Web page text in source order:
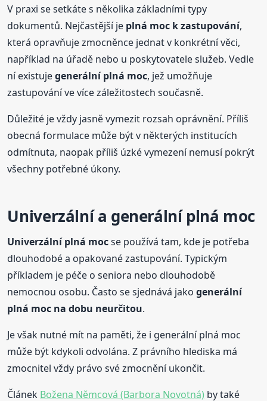
V praxi se setkáte s několika základními typy
dokumentů. Nejčastější je plná moc k zastupování,
která opravňuje zmocněnce jednat v konkrétní věci,
například na úřadě nebo u poskytovatele služeb. Vedle
ní existujegenerální plná moc, jež umožňuje
zastupování ve více záležitostech současně.
Důležité je vždy jasně vymezit rozsah oprávnění. Příliš
obecná formulace může být v některých institucích
odmítnuta, naopak příliš úzké vymezení nemusí pokrýt
všechny potřebné úkony.
Univerzální a generální plná moc
Univerzální plná mocse používá tam, kde je potřeba
dlouhodobé a opakované zastupování. Typickým
příkladem je péče o seniora nebo dlouhodobě
nemocnou osobu. Často se sjednává jakogenerální
plná moc na dobu neurčitou.
Je však nutné mít na paměti, že i generální plná moc
může být kdykoli odvolána. Z právního hlediska má
zmocnitel vždy právo své zmocnění ukončit.
Článek Božena Němcová (Barbora Novotná) by také